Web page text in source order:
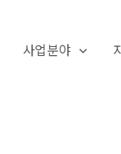
사업분야